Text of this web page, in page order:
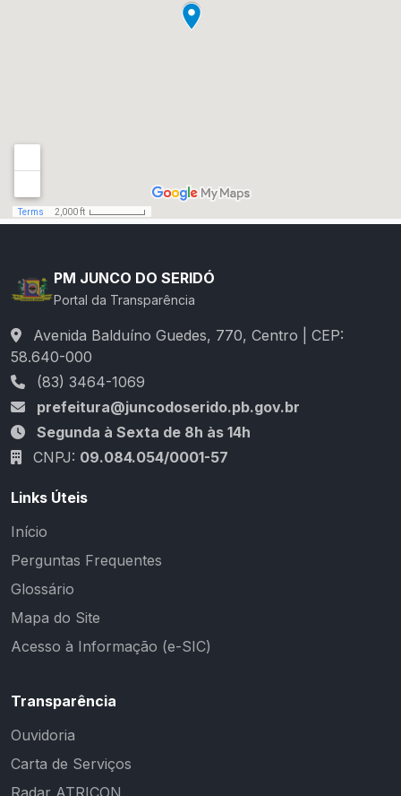
PM JUNCO DO SERIDÓ
Portal da Transparência
Avenida Balduíno Guedes, 770, Centro | CEP:
58.640-000
(83) 3464-1069
prefeitura@juncodoserido.pb.gov.br
Segunda à Sexta de 8h às 14h
CNPJ: 09.084.054/0001-57
Links Úteis
Início
Perguntas Frequentes
Glossário
Mapa do Site
Acesso à Informação (e-SIC)
Transparência
Ouvidoria
Carta de Serviços